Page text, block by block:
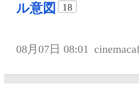
ル意図
18
08月07日 08:01